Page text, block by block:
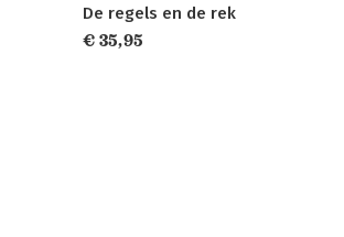
De regels en de rek
€ 35,95